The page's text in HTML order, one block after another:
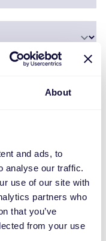
About
and ads, to
analyse our traffic.
use of our site with
partners who
that you’ve
from your use